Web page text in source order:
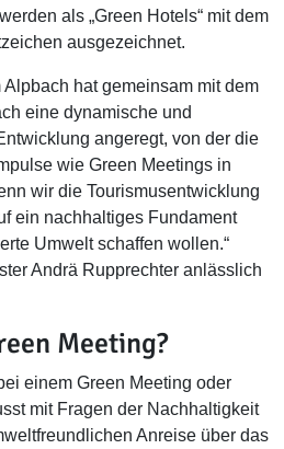
als „Green Hotels“ mit dem
ausgezeichnet.
hat gemeinsam mit dem
eine dynamische und
angeregt, von der die
wie Green Meetings in
wir die Tourismusentwicklung
ein nachhaltiges Fundament
Umwelt schaffen wollen.“
Andrä Rupprechter anlässlich
Meeting?
einem Green Meeting oder
mit Fragen der Nachhaltigkeit
Anreise über das